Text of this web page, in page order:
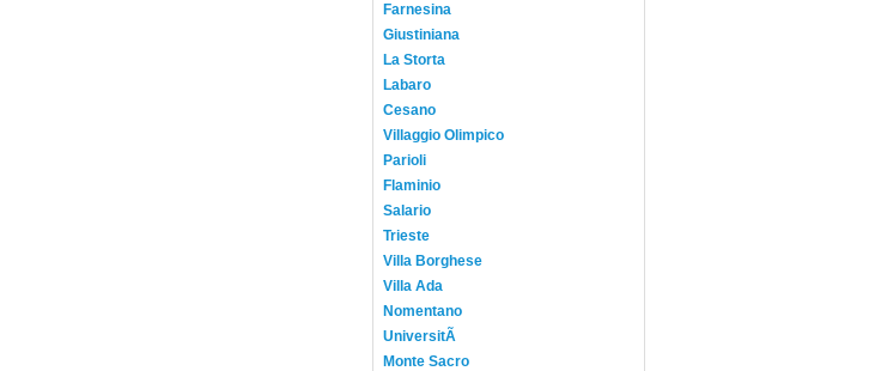
Farnesina
Giustiniana
La Storta
Labaro
Cesano
Villaggio Olimpico
Parioli
Flaminio
Salario
Trieste
Villa Borghese
Villa Ada
Nomentano
UniversitÃ
Monte Sacro